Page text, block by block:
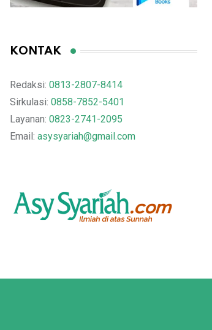
Bekal untuk Jamaah Haji
02/06/2020
KONTAK
Redaksi: 0813-2807-8414
Sirkulasi: 0858-7852-5401
Layanan: 0823-2741-2095
Email: asysyariah@gmail.com